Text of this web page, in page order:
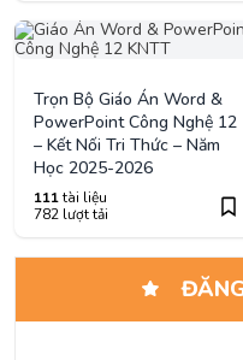
Trọn Bộ Giáo Án Word &
PowerPoint Công Nghệ 12
– Kết Nối Tri Thức – Năm
Học 2025-2026
111tài liệu
782 lượt tải